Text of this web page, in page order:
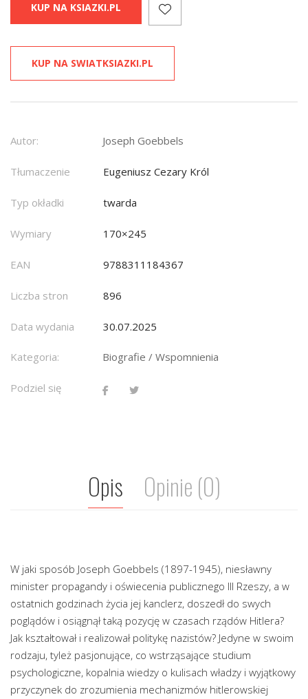
KUP NA KSIAZKI.PL
KUP NA SWIATKSIAZKI.PL
Autor: Joseph Goebbels
Tłumaczenie Eugeniusz Cezary Król
Typ okładki twarda
Wymiary 170×245
EAN 9788311184367
Liczba stron 896
Data wydania 30.07.2025
Kategoria: Biografie / Wspomnienia
Podziel się
Opis Opinie (0)
W jaki sposób Joseph Goebbels (1897-1945), niesławny
minister propagandy i oświecenia publicznego III Rzeszy, a w
ostatnich godzinach życia jej kanclerz, doszedł do swych
poglądów i osiągnął taką pozycję w czasach rządów Hitlera?
Jak kształtował i realizował politykę nazistów? Jedyne w swoim
rodzaju, tyleż pasjonujące, co wstrząsające studium
psychologiczne, kopalnia wiedzy o kulisach władzy i wyjątkowy
przyczynek do zrozumienia mechanizmów hitlerowskiej